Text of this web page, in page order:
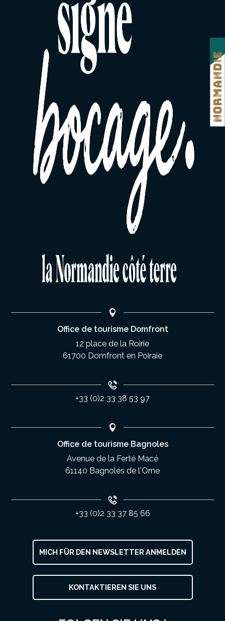
MICH FÜR DEN NEWSLETTER ANMELDEN
KONTAKTIEREN SIE UNS
Office de tourisme Domfront
12 place de la Roirie
61700 Domfront en Poiraie
+33 (0)2 33 38 53 97
Office de tourisme Bagnoles
Avenue de la Ferté Macé
61140 Bagnoles de l'Orne
+33 (0)2 33 37 85 66